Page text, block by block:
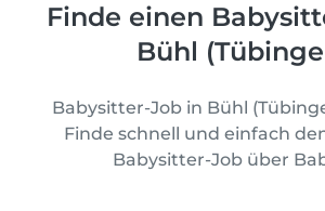
Finde einen
Bühl
Babysitter-Job in Bühl
Finde schnell und einfach
Babysitter-Job über